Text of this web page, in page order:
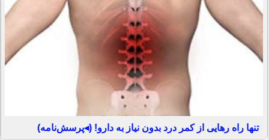
تنها راه رهایی از کمر درد بدون نیاز به دارو! (◂پرسش‌نامه)